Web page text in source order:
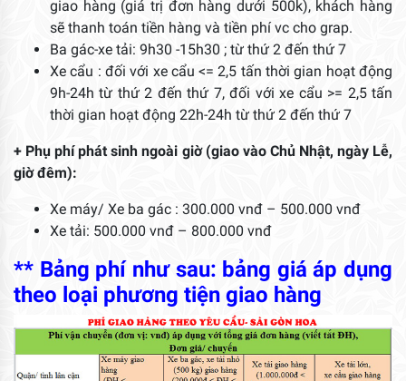
giao hàng (giá trị đơn hàng dưới 500k), khách hàng
sẽ thanh toán tiền hàng và tiền phí vc cho grap.
Ba gác-xe tải: 9h30 -15h30 ; từ thứ 2 đến thứ 7
Xe cẩu : đối với xe cẩu <= 2,5 tấn thời gian hoạt động
9h-24h từ thứ 2 đến thứ 7, đối với xe cẩu >= 2,5 tấn
thời gian hoạt động 22h-24h từ thứ 2 đến thứ 7
+ Phụ phí phát sinh ngoài giờ (giao vào Chủ Nhật, ngày Lễ,
giờ đêm):
Xe máy/ Xe ba gác : 300.000 vnđ – 500.000 vnđ
Xe tải: 500.000 vnđ – 800.000 vnđ
** Bảng phí như sau: bảng giá áp dụng
theo loại phương tiện giao hàng